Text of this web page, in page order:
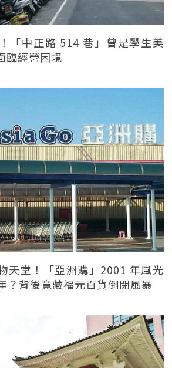
「中正路 514 巷」曾是學生美
臨經營困境
天堂！「亞洲購」2001 年風光
？背後竟藏福元百貨倒閉風暴